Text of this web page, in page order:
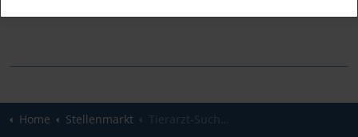
Home Stellenmarkt Tierarzt-Suche Jost